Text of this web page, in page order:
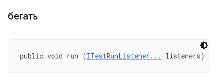
бегать
public void run (ITestRunListener... listeners)